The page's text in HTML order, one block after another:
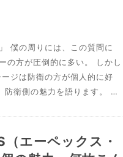
僕の周りには、この質問に
の方が圧倒的に多い。 しかし
ジは防衛の方が個人的に好
防衛側の魅力を語ります。 …
（エーペックス・